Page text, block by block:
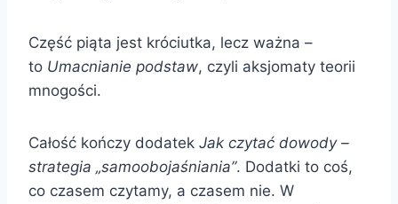
Część piąta jest króciutka, lecz ważna –
to Umacnianie podstaw, czyli aksjomaty teorii
mnogości.
Całość kończy dodatek Jak czytać dowody –
strategia „samoobojaśniania”. Dodatki to coś,
co czasem czytamy, a czasem nie. W